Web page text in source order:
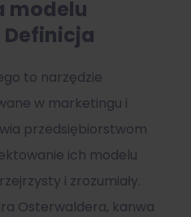
modelu
Definicja
to narzędzie
w marketingu i
przedsiębiorstwom
ich modelu
i zrozumiały.
Osterwaldera, kanwa